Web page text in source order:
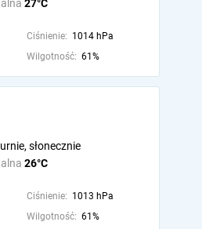
27°C
Ciśnienie: 1014 hPa
Wilgotność: 61%
26°C
słonecznie
Ciśnienie: 1013 hPa
Wilgotność: 61%